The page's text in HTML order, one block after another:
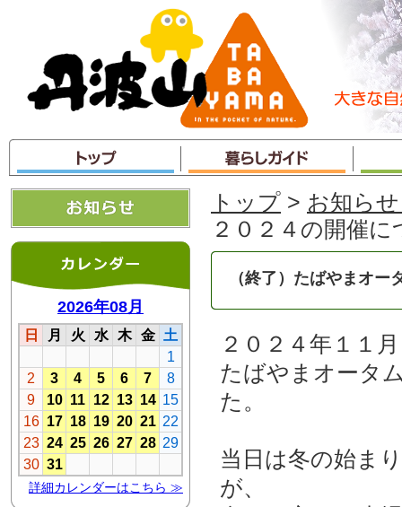
ャ
ン
プ
トップ > お知ら
２０２４の開催に
（終了）たばやまオ
２０２４年１１
たばやまオータ
た。
当日は冬の始ま
が、